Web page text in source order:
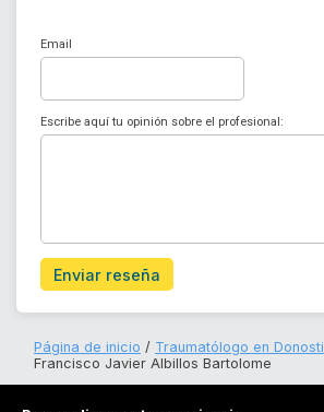
Email
Escribe aquí tu opinión sobre el profesional:
Enviar reseña
Página de inicio
Traumatólogo en
Francisco Javier Albillos Bartolome